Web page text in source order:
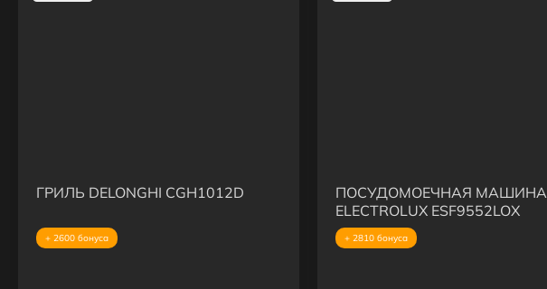
ГРИЛЬ DELONGHI CGH1012D
+ 2600 бонуса
ПОСУДОМОЕЧНАЯ МАШИНА
ELECTROLUX ESF9552LOX
+ 2810 бонуса